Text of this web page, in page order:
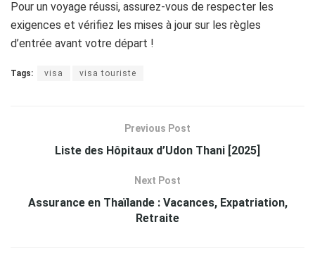
Pour un voyage réussi, assurez-vous de respecter les
exigences et vérifiez les mises à jour sur les règles
d’entrée avant votre départ !
Tags: visa visa touriste
Previous Post
Liste des Hôpitaux d’Udon Thani [2025]
Next Post
Assurance en Thaïlande : Vacances, Expatriation,
Retraite